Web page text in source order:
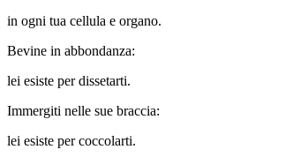
in ogni tua cellula e organo.
Bevine in abbondanza:
lei esiste per dissetarti.
Immergiti nelle sue braccia:
lei esiste per coccolarti.